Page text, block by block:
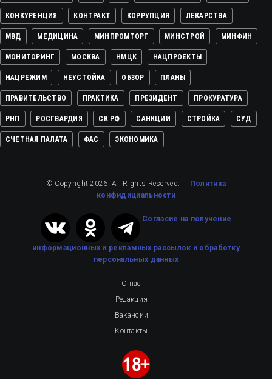
КОНКУРЕНЦИЯ КОНТРАКТ КОРРУПЦИЯ ЛЕКАРСТВА
МВД МЕДИЦИНА МИНПРОМТОРГ МИНСТРОЙ МИНФИН
МОНИТОРИНГ МОСКВА НМЦК НАЦПРОЕКТЫ
НАЦРЕЖИМ НЕУСТОЙКА ОБЗОР ПЛАНЫ
ПРАВИТЕЛЬСТВО ПРАКТИКА ПРЕЗИДЕНТ ПРОКУРАТУРА
РНП РОСГВАРДИЯ СК РФ САНКЦИИ СТРОЙКА СУД
СЧЕТНАЯ ПАЛАТА ФАС ЭКОНОМИКА
© Copyright 2026. All Rights Reserved.
Политика
конфидициальности
Cогласие на получение
информационных и рекламных рассылок и обработку
персональных данных
О нас
Редакция
Вакансии
Контакты